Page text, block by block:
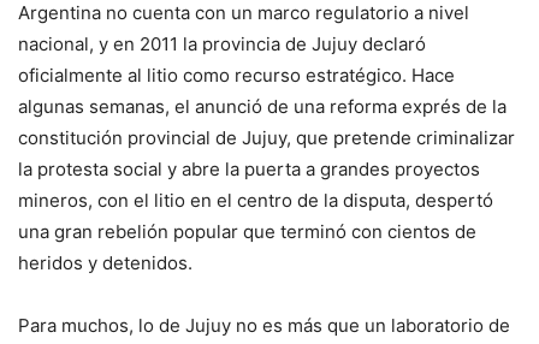
Argentina no cuenta con un marco regulatorio a nivel
nacional, y en 2011 la provincia de Jujuy declaró
oficialmente al litio como recurso estratégico. Hace
algunas semanas, el anunció de una reforma exprés de la
constitución provincial de Jujuy, que pretende criminalizar
la protesta social y abre la puerta a grandes proyectos
mineros, con el litio en el centro de la disputa, despertó
una gran rebelión popular que terminó con cientos de
heridos y detenidos.
Para muchos, lo de Jujuy no es más que un laboratorio de